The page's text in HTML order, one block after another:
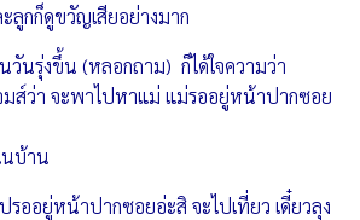
กก็ดูขวัญเสียอย่างมาก
นรุ่งขึ้น (หลอกถาม) ก็ได้ใจความว่า
ส์ว่า จะพาไปหาแม่ แม่รออยู่หน้าปากซอย
นบ้าน
อยู่หน้าปากซอยอ่ะสิ จะไปเที่ยว เดี๋ยวลุง